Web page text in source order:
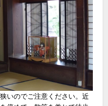
いのでご注意ください。近